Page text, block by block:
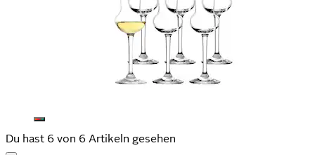
Du hast 6 von 6 Artikeln gesehen